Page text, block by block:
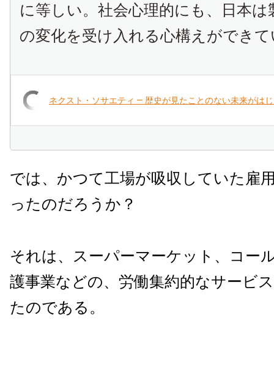
に等しい。社会心理的にも、日本は
の変化を受け入れる心構えができ
ネクスト・ソサエティ ― 歴史が見たことのない未来がは
では、かつて工場が吸収していた雇
ったのだろうか？
それは、スーパーマーケット、コー
護事業などの、労働集約的なサービ
たのである。